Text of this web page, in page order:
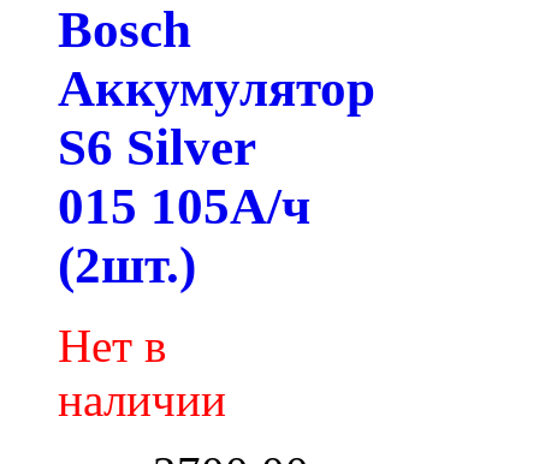
Bosch
Аккумулятор
S6 Silver
015 105А/ч
(2шт.)
Нет в
наличии